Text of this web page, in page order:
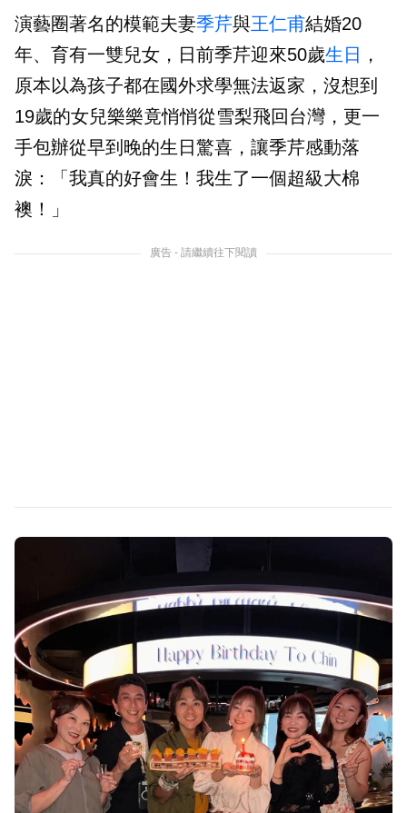
演藝圈著名的模範夫妻季芹與王仁甫結婚20
年、育有一雙兒女，日前季芹迎來50歲生日
，
原本以為孩子都在國外求學無法返家，沒想到
19歲的女兒樂樂竟悄悄從雪梨飛回台灣，更一
手包辦從早到晚的生日驚喜，讓季芹感動落
淚：「我真的好會生！我生了一個超級大棉
襖！」
廣告 - 請繼續往下閱讀